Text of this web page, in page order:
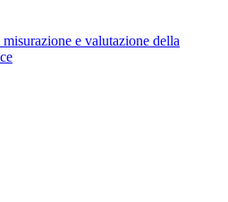
misurazione e valutazione della